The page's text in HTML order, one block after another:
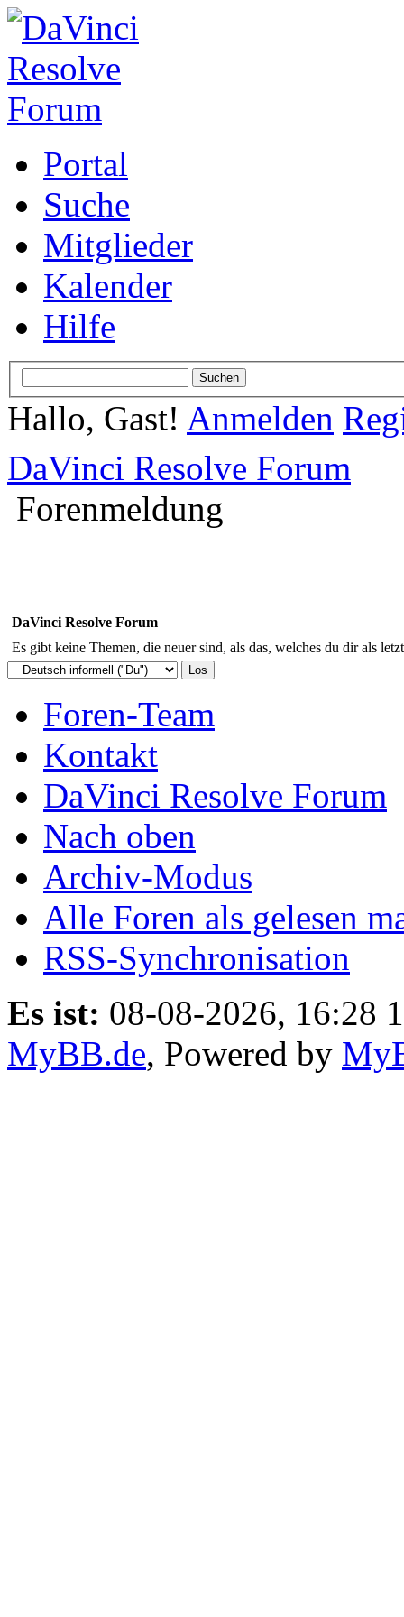
Portal
Suche
Mitglieder
Kalender
Hilfe
Hallo, Gast! Anmelden
DaVinci Resolve Forum
Forenmeldung
DaVinci Resolve Forum
Es gibt keine Themen, die neuer sind, als das, welches du dir als
Foren-Team
Kontakt
DaVinci Resolve Forum
Nach oben
Archiv-Modus
Alle Foren als gelesen
RSS-Synchronisation
Es ist: 08-08-2026, 16:28
MyBB.de, Powered by